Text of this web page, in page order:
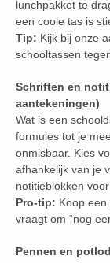
lunchpakket te
een coole tas is
Tip: Kijk bij onze
schooltassen
Schriften en
aantekeningen)
Wat is een
formules tot je
onmisbaar. Kies
afhankelijk van je
notitieblokken
Pro-tip: Koop
vraagt om “nog
Pennen en